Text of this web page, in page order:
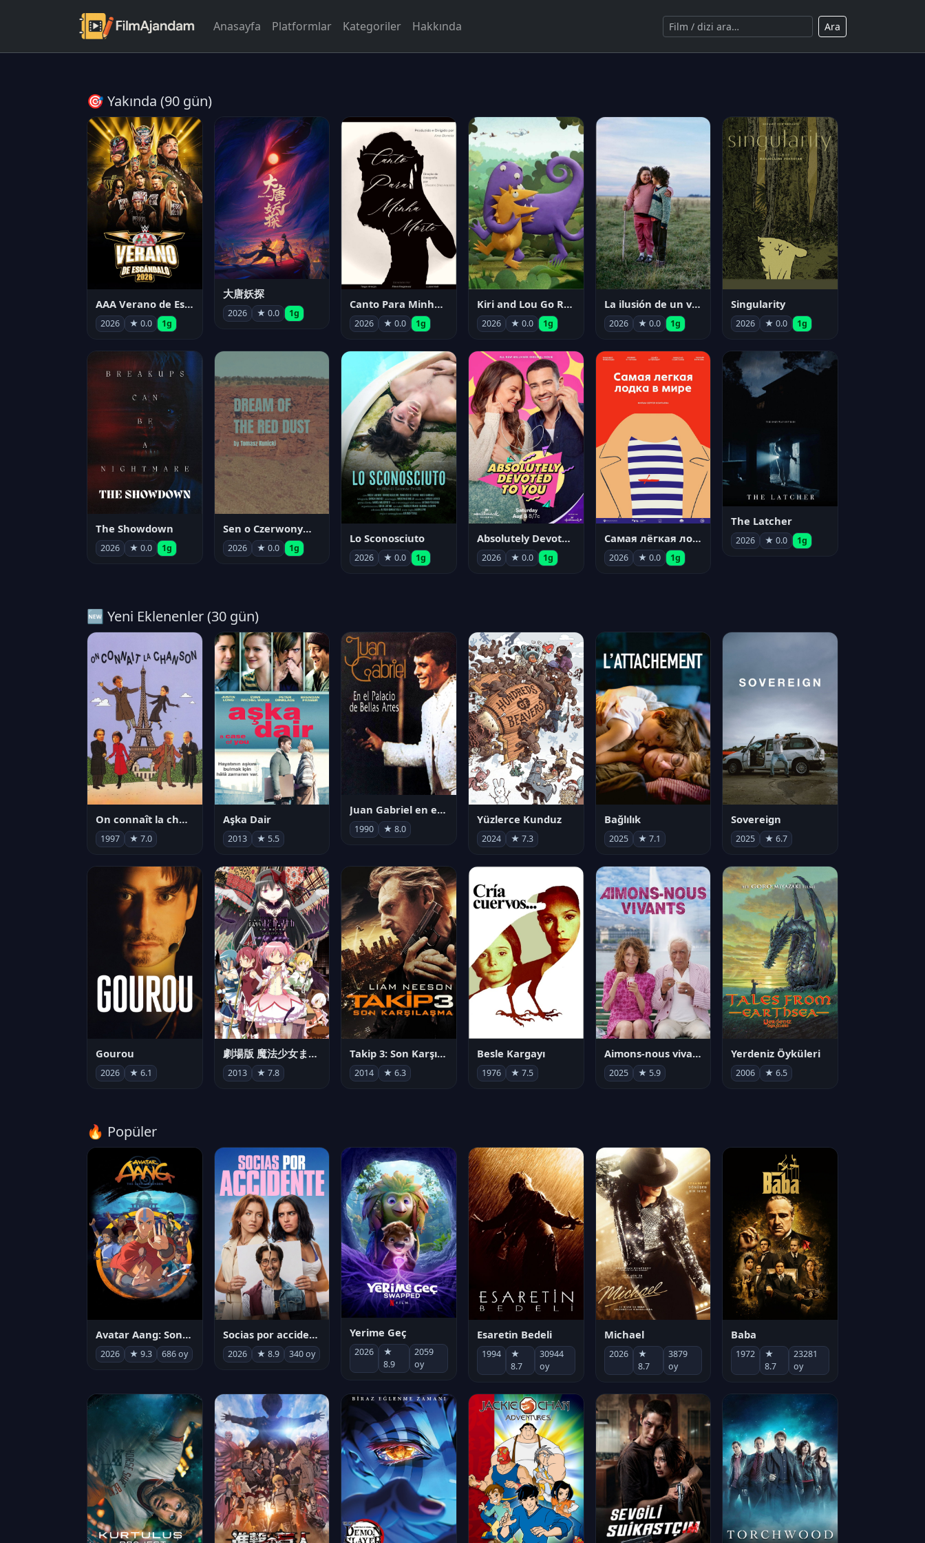
Anasayfa Platformlar Kategoriler Hakkında Ara
🎯 Yakında (90 gün)
AAA Verano de Escándalo 2026 - Week 3
2026 ★ 0.0 1g
大唐妖探
2026 ★ 0.0 1g
Canto Para Minha Morte
2026 ★ 0.0 1g
Kiri and Lou Go Raaa!
2026 ★ 0.0 1g
La ilusión de un verano sin fin
2026 ★ 0.0 1g
Singularity
2026 ★ 0.0 1g
The Showdown
2026 ★ 0.0 1g
Sen o Czerwonym Pyle
2026 ★ 0.0 1g
Lo Sconosciuto
2026 ★ 0.0 1g
Absolutely Devoted to You
2026 ★ 0.0 1g
Самая лёгкая лодка в мире
2026 ★ 0.0 1g
The Latcher
2026 ★ 0.0 1g
🆕 Yeni Eklenenler (30 gün)
On connaît la chanson
1997 ★ 7.0
Aşka Dair
2013 ★ 5.5
Juan Gabriel en el Palacio de Bellas Artes
1990 ★ 8.0
Yüzlerce Kunduz
2024 ★ 7.3
Bağlılık
2025 ★ 7.1
Sovereign
2025 ★ 6.7
Gourou
2026 ★ 6.1
劇場版 魔法少女まどか☆マギカ[新編]叛逆の物語
2013 ★ 7.8
Takip 3: Son Karşılaşma
2014 ★ 6.3
Besle Kargayı
1976 ★ 7.5
Aimons-nous vivants
2025 ★ 5.9
Yerdeniz Öyküleri
2006 ★ 6.5
🔥 Popüler
Avatar Aang: Son Havabükücü
2026 ★ 9.3 686 oy
Socias por accidente
2026 ★ 8.9 340 oy
Yerime Geç
2026
★
8.9
2059
oy
Esaretin Bedeli
1994
★
8.7
30944
oy
Michael
2026
★
8.7
3879
oy
Baba
1972
★
8.7
23281
oy